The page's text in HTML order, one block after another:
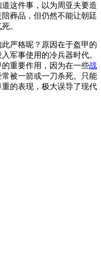
这件事，以为周亚夫要造
葬品，但仍然不能让朝廷
。
严格呢？原因在于盔甲的
军事使用的冷兵器时代。
重要作用，因为在一些战
被一箭或一刀杀死。只能
的表现，极大误导了现代